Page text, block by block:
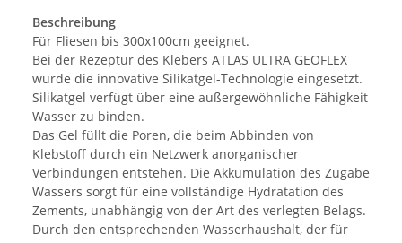
Beschreibung
Für Fliesen bis 300x100cm geeignet.
Bei der Rezeptur des Klebers ATLAS ULTRA GEOFLEX
wurde die innovative Silikatgel-Technologie eingesetzt.
Silikatgel verfügt über eine außergewöhnliche Fähigkeit
Wasser zu binden.
Das Gel füllt die Poren, die beim Abbinden von
Klebstoff durch ein Netzwerk anorganischer
Verbindungen entstehen. Die Akkumulation des Zugabe
Wassers sorgt für eine vollständige Hydratation des
Zements, unabhängig von der Art des verlegten Belags.
Durch den entsprechenden Wasserhaushalt, der für